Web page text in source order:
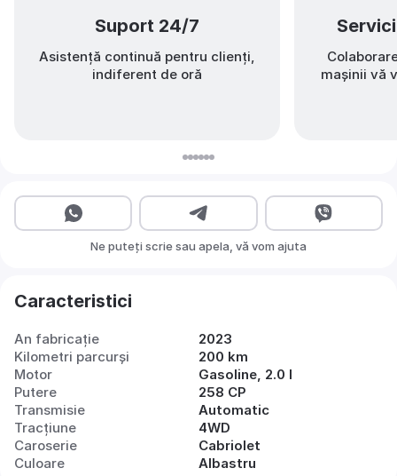
Suport 24/7
Asistență continuă pentru clienți,
indiferent de oră
mașinii vă
Ne puteți scrie sau apela, vă vom ajuta
Caracteristici
An fabricație
2023
Kilometri parcurși
200 km
Motor
Gasoline, 2.0 l
Putere
258 CP
Transmisie
Automatic
Tracțiune
4WD
Caroserie
Cabriolet
Culoare
Albastru